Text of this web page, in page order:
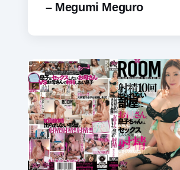
– Megumi Meguro